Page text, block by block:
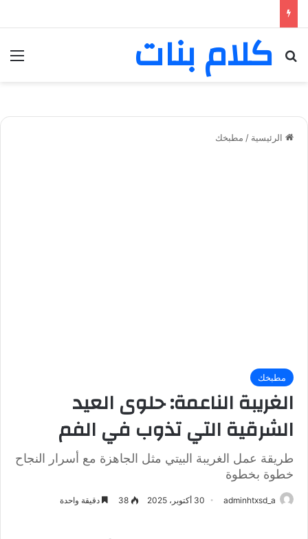
كلام بنات
بحث عن
الرئيسية / مطبخك
مطبخك
الغريبة الناعمة: حلوى العيد
الشرقية التي تذوب في الفم
طريقة عمل الغريبة البيتي مثل الجاهزة مع أسرار النجاح
خطوة بخطوة
adminhtxsd_a 30 أكتوبر، 2025 38 دقيقة واحدة